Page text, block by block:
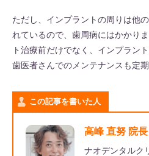
ただし、インプラントの周りは他
れているので、歯周病にはかかり
ト治療前だけでなく、インプラン
歯医者さんでのメンテナンスも定
この記事を書いた人
高峰 直努 院長
ナオデンタルク